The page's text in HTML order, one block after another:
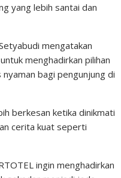
yang lebih santai dan
mengatakan
menghadirkan pilihan
bagi pengunjung di
berkesan ketika dinikmati
cerita kuat seperti
ingin menghadirkan